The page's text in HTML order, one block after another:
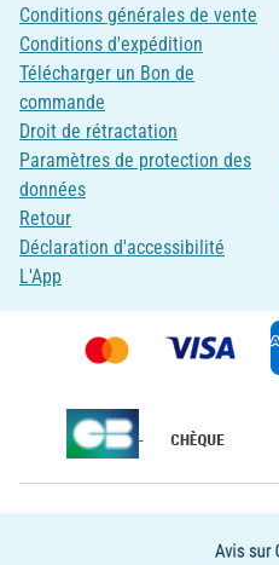
Conditions générales de vente
Conditions d'expédition
Télécharger un Bon de
commande
Droit de rétractation
Paramètres de protection des
données
Retour
Déclaration d'accessibilité
L'App